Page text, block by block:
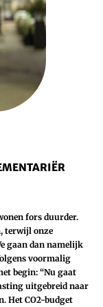
fors duurder.
terwijl onze
gaan dan namelijk
voormalig
begin: “Nu gaat
uitgebreid naar
Het CO2-budget